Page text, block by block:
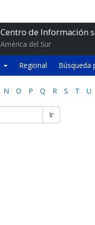
Centro de Información
América del Sur
Regional Búsqueda
N O P Q R S T U
Ir